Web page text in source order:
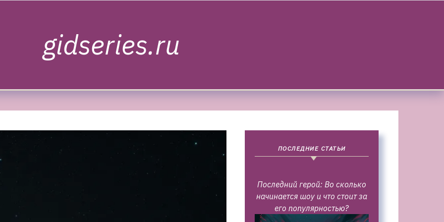
gidseries.ru
ПОСЛЕДНИЕ СТАТЬИ
Последний герой: Во сколько
начинается шоу и что стоит за
его популярностью?